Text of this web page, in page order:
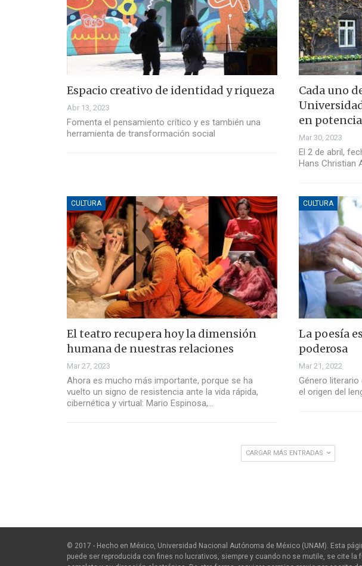
Espacio creativo de identidad y riqueza
Abr 13, 2023
Fomenta el pensamiento crítico y es también una
herramienta de transformación social
Cada uno
en potencia
Mar 30, 2023
El 2 de abril,
Hans Christian
CULTURA
El teatro recupera hoy la dimensión
humana de nuestras relaciones
Mar 27, 2023
Ahora es mucho más importante, porque se ha
vuelto un signo de resistencia ante la vida rápida,
cibernética y virtual: Mario Espinosa,…
CULTURA
La poesía
poderosa
Mar 21, 2022
Género
el origen del
CARGAR MÁS ENTRADAS
© 2017 - Hecho en México, Universidad Nacional Autónoma de México (UNAM). Esta
puede ser reproducida con fines no lucrativos, siempre y cuando no se mutile, se cite la